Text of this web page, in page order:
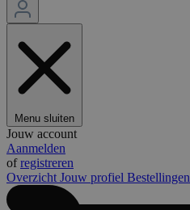
Menu sluiten
Jouw account
Aanmelden
ofregistreren
Overzicht Jouw profiel Bestellingen